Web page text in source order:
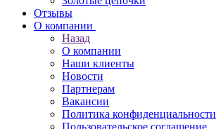
Отзывы
О компании
Назад
О компании
Наши клиенты
Новости
Партнерам
Вакансии
Политика конфиденциальности